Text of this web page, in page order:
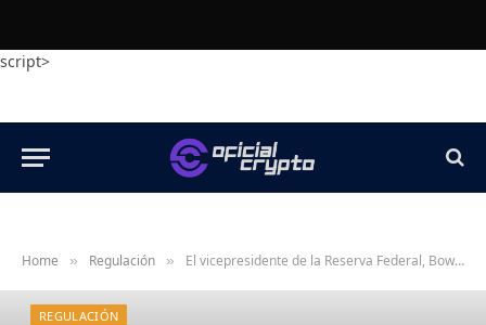
script>
Home » Regulación » El vicepresidente de la Reserva Federal, Bowman, testifica sobre la supervisión bancaria y señala un cambio regulatorio a favor de las criptomonedas
REGULACIÓN